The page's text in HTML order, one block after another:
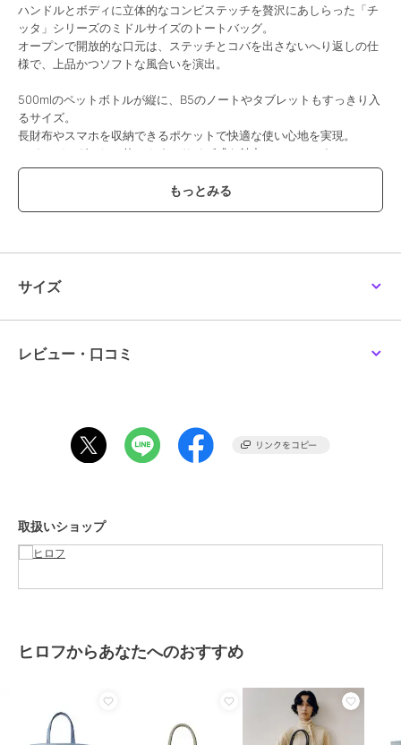
ハンドルとボディに立体的なコンビステッチを贅沢にあしらった「チ
ッタ」シリーズのミドルサイズのトートバッグ。
オープンで開放的な口元は、ステッチとコバを出さないへり返しの仕
様で、上品かつソフトな風合いを演出。
500mlのペットボトルが縦に、B5のノートやタブレットもすっきり入
るサイズ。
長財布やスマホを収納できるポケットで快適な使い心地を実現。
メインバッグとして使いやすいサイズ感も魅力のひとつです。
ハンドルは薄着の時は肩に掛けてもお持ちいただけます。
ハンドルはハンドステッチで仕上げた「H」ロゴで取り付けられてお
●ポケット数 内側：パッチポケット×2
カフェでのブランチやオフィス通勤、ショッピングなど、日常のさま
【グループについて】
印象を与えつつ、使い勝手の良さも兼ね備えています。
ボトムの折り込んだ仕様は、バッグの形をしっかりと保ち、スタイリ
とお手入れについての表示がございますのでよくお読みください。
※照明の関係により、実際よりも色味が違って見える場合がありま
す。また、パソコン・スマートフォンなどの環境により、若干製品と
サイズ
レビュー・口コミ
取扱いショップ
ヒロフからあなたへのおすすめ